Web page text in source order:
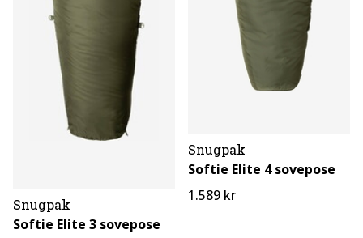
Snugpak
Softie Elite 3 sovepose
Snugpak
Softie Elite 4 sovepose
1.589 kr